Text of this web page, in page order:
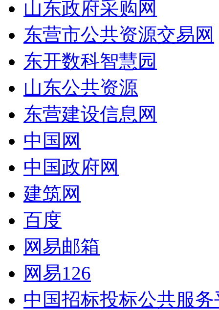
山东政府采购网
东营市公共资源交易网
东开数科智慧园
山东公共资源
东营建设信息网
中国网
中国政府网
建筑网
百度
网易邮箱
网易126
中国招标投标公共服务